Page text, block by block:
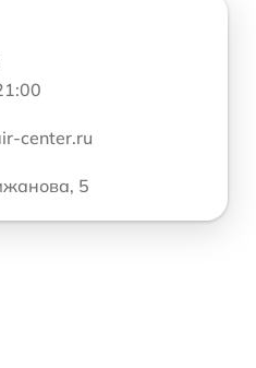
center.ru
5